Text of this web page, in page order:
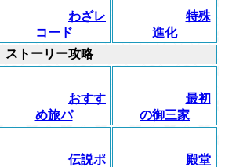
わざレ
コード
特殊
進化
ストーリー攻略
おすす
め旅パ
最初
の御三家
伝説ポ
殿堂